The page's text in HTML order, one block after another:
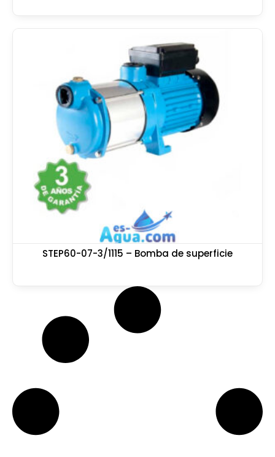
STEP60-07-3/1115 – Bomba de superficie